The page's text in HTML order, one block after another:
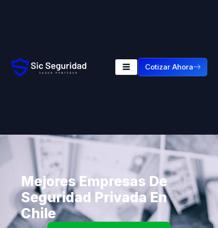
Cotizar Ahora
Mejores Empresas De
Seguridad Privada En
Chile